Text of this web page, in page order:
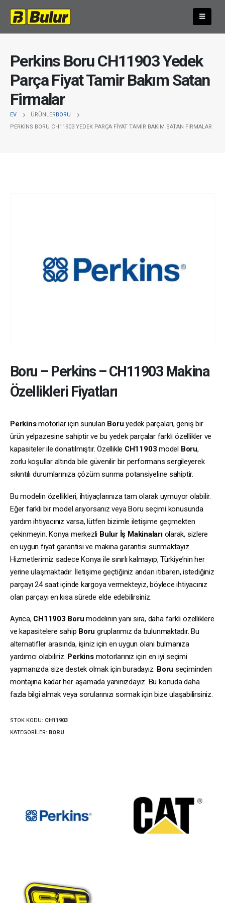
Perkins Boru CH11903 Yedek
Parça Fiyat Tamir Bakım Satan
Firmalar
EV ÜRÜNLERBORU
PERKINS BORU CH11903 YEDEK PARÇA FIYAT TAMIR BAKIM SATAN FIRMALAR
Boru – Perkins–CH11903Makina
Özellikleri Fiyatları
Perkinsmotorlar için sunulan Boru yedek parçaları, geniş bir
ürün yelpazesine sahiptir ve bu yedek parçalar farklı özellikler ve
kapasiteler ile donatılmıştır. Özellikle CH11903 model Boru,
zorlu koşullar altında bile güvenilir bir performans sergileyerek
sıkıntılı durumlarınıza çözüm sunma potansiyeline sahiptir.
Bu modelin özellikleri, ihtiyaçlarınıza tam olarak uymuyor olabilir.
Eğer farklı bir model arıyorsanız veya Boru seçimi konusunda
yardım ihtiyacınız varsa, lütfen bizimle iletişime geçmekten
çekinmeyin. Konya merkezli Bulur İş Makinalarıolarak, sizlere
en uygun fiyat garantisi ve makina garantisi sunmaktayız.
Hizmetlerimiz sadece Konya ile sınırlı kalmayıp, Türkiye’nin her
yerine ulaşmaktadır. İletişime geçtiğiniz andan itibaren, istediğiniz
parçayı 24 saat içinde kargoya vermekteyiz, böylece ihtiyacınız
olan parçayı en kısa sürede elde edebilirsiniz.
Ayrıca, CH11903 Boru modelinin yanı sıra, daha farklı özelliklere
ve kapasitelere sahip Boru gruplarımız da bulunmaktadır. Bu
alternatifler arasında, işiniz için en uygun olanı bulmanıza
yardımcı olabiliriz. Perkinsmotorlarınız için en iyi seçimi
yapmanızda size destek olmak için buradayız. Boru seçiminden
montajına kadar her aşamada yanınızdayız. Bu konuda daha
fazla bilgi almak veya sorularınızı sormak için bize ulaşabilirsiniz.
STOK KODU: CH11903
KATEGORILER: BORU